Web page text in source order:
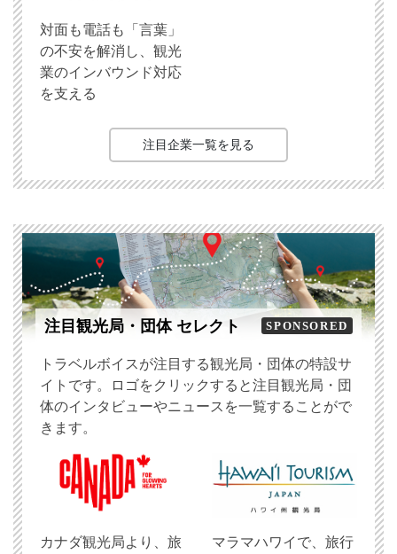
対面も電話も「言葉」
の不安を解消し、観光
業のインバウンド対応
を支える
注目企業一覧を見る
注目観光局・団体 セレクト SPONSORED
トラベルボイスが注目する観光局・団体の特設サ
イトです。ロゴをクリックすると注目観光局・団
体のインタビューやニュースを一覧することがで
きます。
​カナダ観光局より、旅
マラマハワイで、旅行